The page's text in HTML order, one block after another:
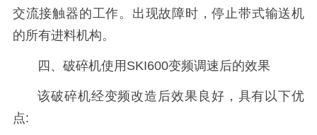
交流接触器的工作。出现故障时，停止带式输送机
的所有进料机构。
四、破碎机使用SKI600变频调速后的效果
该破碎机经变频改造后效果良好，具有以下优
点: